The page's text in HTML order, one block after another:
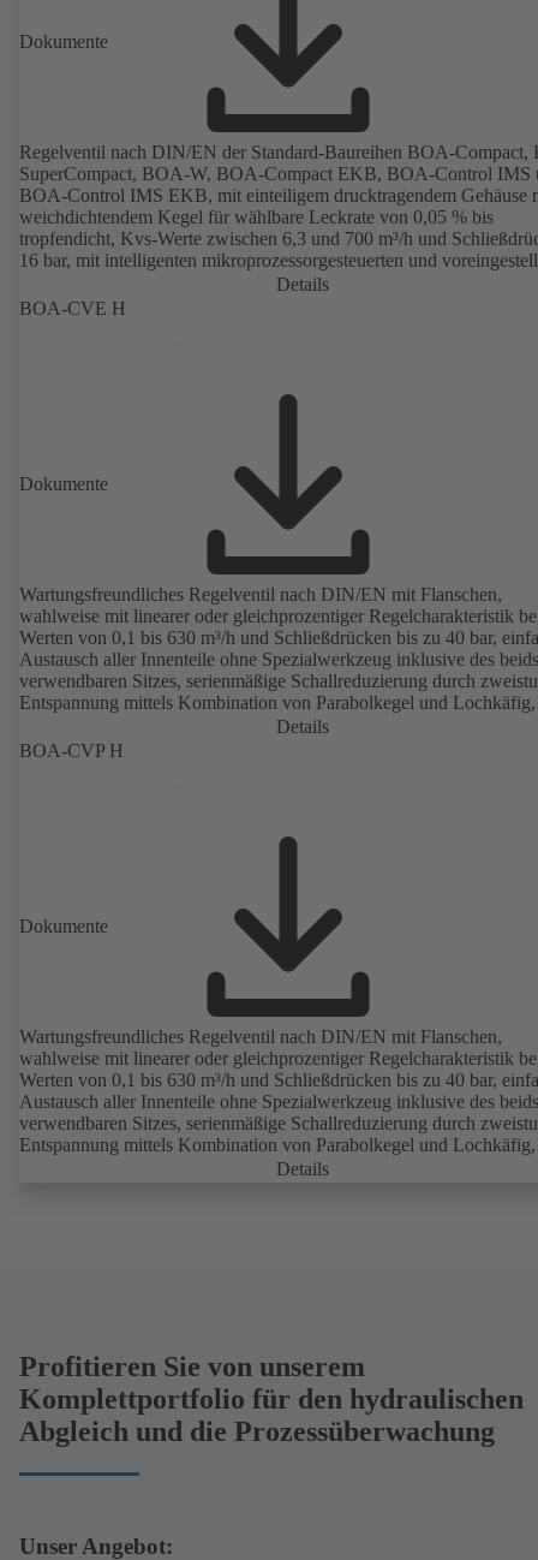
Dokumente
Regelventil nach DIN/EN der Standard-Baureihen BOA-Compact,
SuperCompact, BOA-W, BOA-Compact EKB, BOA-Control IMS
BOA-Control IMS EKB, mit einteiligem drucktragendem Gehäuse
weichdichtendem Kegel für wählbare Leckrate von 0,05 % bis
tropfendicht, Kvs-Werte zwischen 6,3 und 700 m³/h und
16 bar, mit intelligenten mikroprozessorgesteuerten und
elektrischen Stellantrieben von 1000 N bis 14000 N, elektronische
Konfiguration von Durchflusskennlinie, Kvs-Wert, Stellsignal und
Details
BOA-CVE H
Dokumente
Wartungsfreundliches Regelventil nach DIN/EN mit Flanschen,
wahlweise mit linearer oder gleichprozentiger Regelcharakteristik
Werten von 0,1 bis 630 m³/h und Schließdrücken bis zu 40 bar,
Austausch aller Innenteile ohne Spezialwerkzeug inklusive des
verwendbaren Sitzes, serienmäßige Schallreduzierung durch
Entspannung mittels Kombination von Parabolkegel und
Details
BOA-CVP H
Dokumente
Wartungsfreundliches Regelventil nach DIN/EN mit Flanschen,
wahlweise mit linearer oder gleichprozentiger Regelcharakteristik
Werten von 0,1 bis 630 m³/h und Schließdrücken bis zu 40 bar,
Austausch aller Innenteile ohne Spezialwerkzeug inklusive des
verwendbaren Sitzes, serienmäßige Schallreduzierung durch
Entspannung mittels Kombination von Parabolkegel und
Details
Profitieren Sie von unserem
Komplettportfolio für den hydraulischen
Abgleich und die Prozessüberwachung
Unser Angebot: